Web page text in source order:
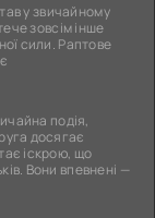
у звичайному
зовсім інше
сили. Раптове
подія,
досягає
іскрою, що
Вони впевнені —